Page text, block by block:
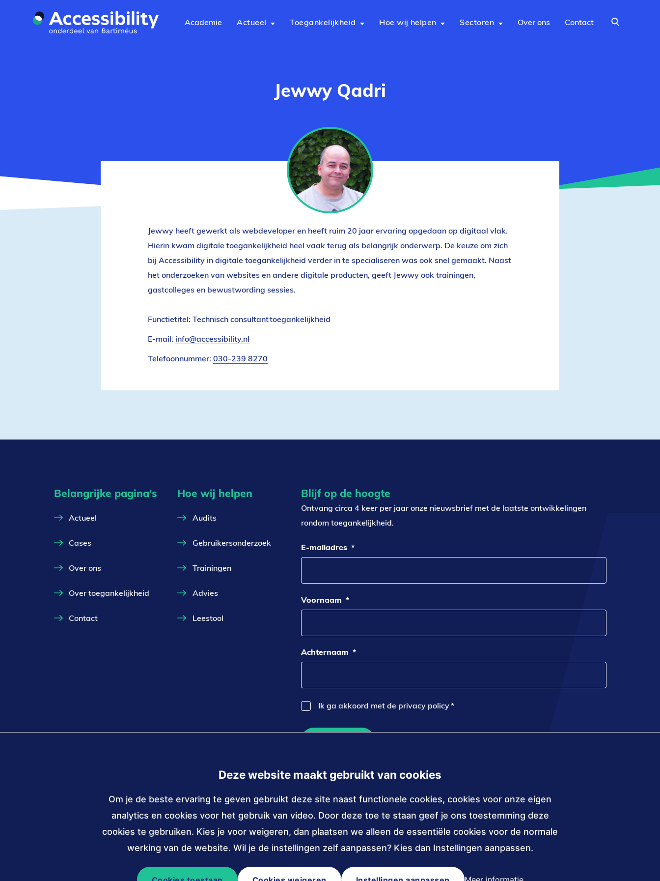
Naar hoofdinhoud
Deze website maakt gebruikt van cookies
Om je de beste ervaring te geven gebruikt deze site naast functionele cookies, cookies voor onze eigen
analytics en cookies voor het gebruik van video. Door deze toe te staan geef je ons toestemming deze
cookies te gebruiken. Kies je voor weigeren, dan plaatsen we alleen de essentiële cookies voor de normale
werking van de website. Wil je de instellingen zelf aanpassen? Kies dan Instellingen aanpassen.
Academie Actueel Toegankelijkheid Hoe wij helpen Sectoren Over ons Contact Zoeken
Jewwy Qadri
Jewwy heeft gewerkt als webdeveloper en heeft ruim 20 jaar ervaring opgedaan op digitaal vlak.
Hierin kwam digitale toegankelijkheid heel vaak terug als belangrijk onderwerp. De keuze om zich
bij Accessibility in digitale toegankelijkheid verder in te specialiseren was ook snel gemaakt. Naast
het onderzoeken van websites en andere digitale producten, geeft Jewwy ook trainingen,
gastcolleges en bewustwording sessies.
Functietitel: Technisch consultant toegankelijkheid
E-mail: info@accessibility.nl
email)
Telefoonnummer: 030-239 8270
Belangrijke pagina's
Actueel
Cases
Over ons
Over toegankelijkheid
Contact
Hoe wij helpen
Audits
Gebruikersonderzoek
Trainingen
Advies
Leestool
Blijf op de hoogte
Ontvang circa 4 keer per jaar onze nieuwsbrief met de laatste ontwikkelingen
rondom toegankelijkheid.
E-mailadres *
Voornaam *
Achternaam *
Ik ga akkoord met de privacy policy*
030 - 239 82 70 info@accessibility.nl(verzendt
email)
Sociale
media
LinkedIn
van
YouTube
van
Accessibility
Verbonden
aan